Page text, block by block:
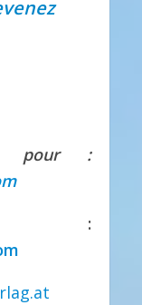
pour :
: